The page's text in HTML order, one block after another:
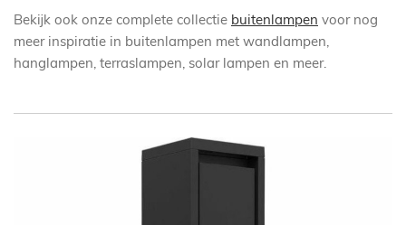
Bekijk ook onze complete collectie buitenlampen voor nog
meer inspiratie in buitenlampen met wandlampen,
hanglampen, terraslampen, solar lampen en meer.